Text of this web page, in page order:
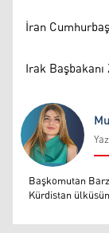
İran
Irak
Muazzez
Başkomutan
Kürdistan